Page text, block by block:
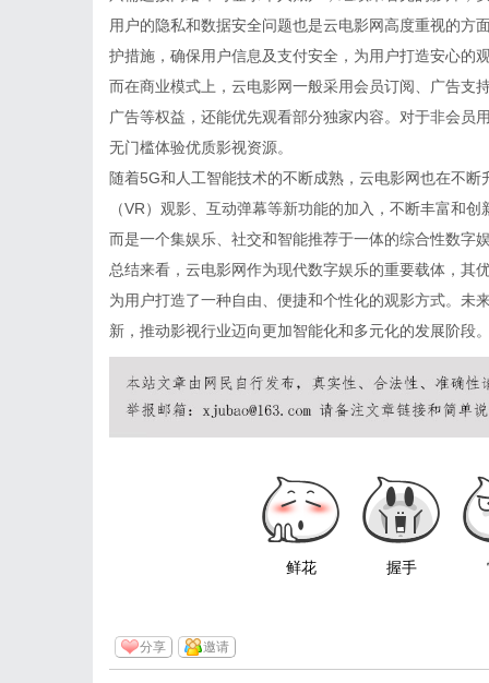
用户的隐私和数据安全问题也是云电影网高度重视的方
护措施，确保用户信息及支付安全，为用户打造安心的
而在商业模式上，云电影网一般采用会员订阅、广告支
广告等权益，还能优先观看部分独家内容。对于非会员
无门槛体验优质影视资源。
随着5G和人工智能技术的不断成熟，云电影网也在不
（VR）观影、互动弹幕等新功能的加入，不断丰富和
而是一个集娱乐、社交和智能推荐于一体的综合性数字
总结来看，云电影网作为现代数字娱乐的重要载体，其
为用户打造了一种自由、便捷和个性化的观影方式。未
新，推动影视行业迈向更加智能化和多元化的发展阶段
鲜花 握手
分享 邀请